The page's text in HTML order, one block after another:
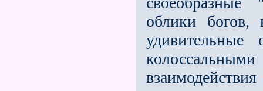
облики богов,